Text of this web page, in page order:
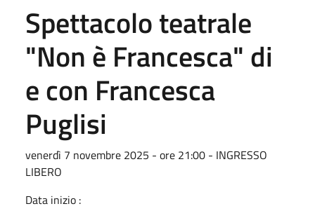
Spettacolo teatrale
"Non è Francesca" di
e con Francesca
Puglisi
venerdì 7 novembre 2025 - ore 21:00 - INGRESSO
LIBERO
Data inizio :